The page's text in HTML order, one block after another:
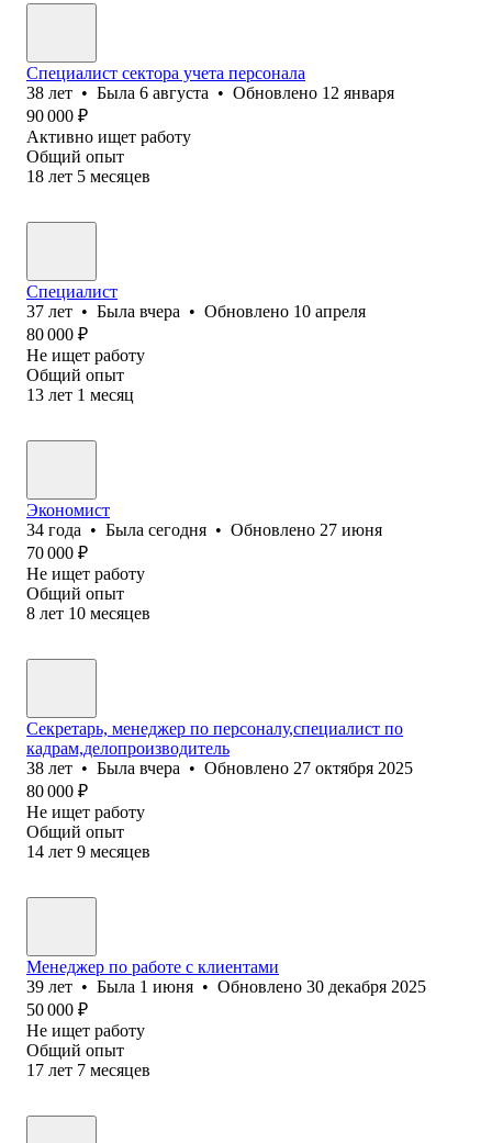
Специалист сектора учета персонала
38 лет • Была 6 августа • Обновлено 12 января
90 000 ₽
Активно ищет работу
Общий опыт
18 лет 5 месяцев
Специалист
37 лет • Была вчера • Обновлено 10 апреля
80 000 ₽
Не ищет работу
Общий опыт
13 лет 1 месяц
Экономист
34 года • Была сегодня • Обновлено 27 июня
70 000 ₽
Не ищет работу
Общий опыт
8 лет 10 месяцев
Секретарь, менеджер по персоналу,специалист по
кадрам,делопроизводитель
38 лет • Была вчера • Обновлено 27 октября 2025
80 000 ₽
Не ищет работу
Общий опыт
14 лет 9 месяцев
Менеджер по работе с клиентами
39 лет • Была 1 июня • Обновлено 30 декабря 2025
50 000 ₽
Не ищет работу
Общий опыт
17 лет 7 месяцев